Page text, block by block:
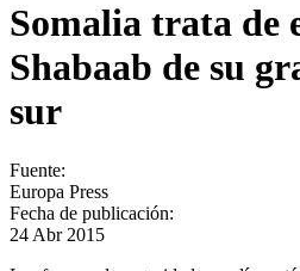
Somalia trata de
Shabaab de su
sur
Fuente:
Europa Press
Fecha de publicación:
24 Abr 2015